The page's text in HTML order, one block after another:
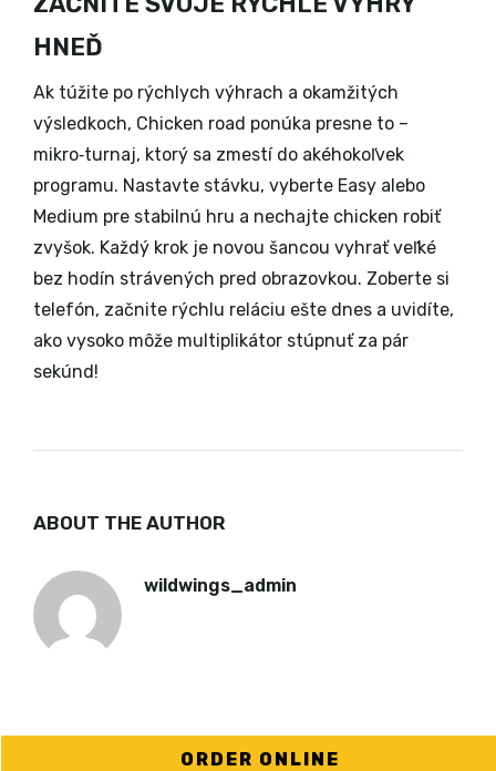
HNEĎ
Ak túžite po rýchlych výhrach a okamžitých
výsledkoch, Chicken road ponúka presne to –
mikro‑turnaj, ktorý sa zmestí do akéhokoľvek
programu. Nastavte stávku, vyberte Easy alebo
Medium pre stabilnú hru a nechajte chicken robiť
zvyšok. Každý krok je novou šancou vyhrať veľké
bez hodín strávených pred obrazovkou. Zoberte si
telefón, začnite rýchlu reláciu ešte dnes a uvidíte,
ako vysoko môže multiplikátor stúpnuť za pár
sekúnd!
ABOUT THE AUTHOR
wildwings_admin
ORDER ONLINE